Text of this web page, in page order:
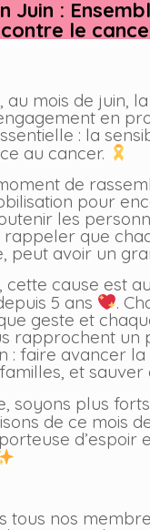
Juin :
le
au mois de juin,
en
: la
au cancer.
de
pour
les
rappeler que
peut avoir un
cette cause est
5 ans
.
geste et
rapprochent un
: faire avancer
et sauver
soyons plus
de ce mois
d’espoir
tous nos